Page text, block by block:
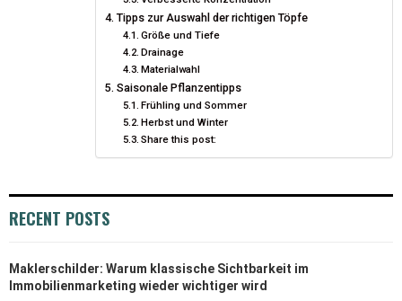
Tipps zur Auswahl der richtigen Töpfe
Größe und Tiefe
Drainage
Materialwahl
Saisonale Pflanzentipps
Frühling und Sommer
Herbst und Winter
Share this post:
RECENT POSTS
Maklerschilder: Warum klassische Sichtbarkeit im
Immobilienmarketing wieder wichtiger wird